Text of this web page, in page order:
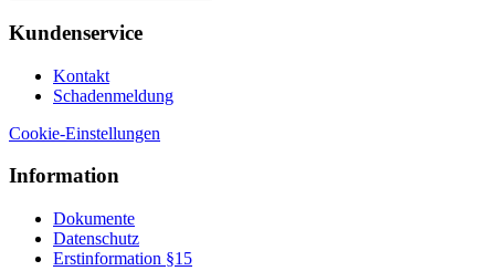
Kundenservice
Kontakt
Schadenmeldung
Cookie-Einstellungen
Information
Dokumente
Datenschutz
Erstinformation §15